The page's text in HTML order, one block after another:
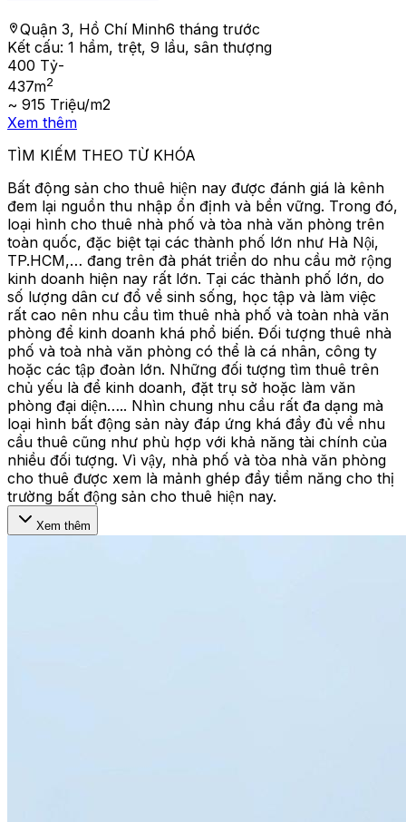
Quận 3, Hồ Chí Minh6 tháng trước
Kết cấu: 1 hầm, trệt, 9 lầu, sân thượng
400 Tỷ-
437m2
~ 915 Triệu/m2
Xem thêm
TÌM KIẾM THEO TỪ KHÓA
Bất động sản cho thuê hiện nay được đánh giá là kênh
đem lại nguồn thu nhập ổn định và bền vững. Trong đó,
loại hình cho thuê nhà phố và tòa nhà văn phòng trên
toàn quốc, đặc biệt tại các thành phố lớn như Hà Nội,
TP.HCM,… đang trên đà phát triển do nhu cầu mở rộng
kinh doanh hiện nay rất lớn. Tại các thành phố lớn, do
số lượng dân cư đổ về sinh sống, học tập và làm việc
rất cao nên nhu cầu tìm thuê nhà phố và toàn nhà văn
phòng để kinh doanh khá phổ biến. Đối tượng thuê nhà
phố và toà nhà văn phòng có thể là cá nhân, công ty
hoặc các tập đoàn lớn. Những đối tượng tìm thuê trên
chủ yếu là để kinh doanh, đặt trụ sở hoặc làm văn
phòng đại diện….. Nhìn chung nhu cầu rất đa dạng mà
loại hình bất động sản này đáp ứng khá đầy đủ về nhu
cầu thuê cũng như phù hợp với khả năng tài chính của
nhiều đối tượng. Vì vậy, nhà phố và tòa nhà văn phòng
cho thuê được xem là mảnh ghép đầy tiềm năng cho thị
trường bất động sản cho thuê hiện nay.
Xem thêm